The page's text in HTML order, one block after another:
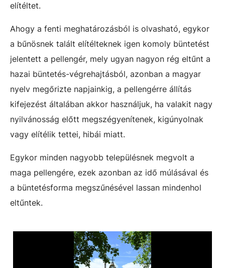
elítéltet.
Ahogy a fenti meghatározásból is olvasható, egykor
a bűnösnek talált elítélteknek igen komoly büntetést
jelentett a pellengér, mely ugyan nagyon rég eltűnt a
hazai büntetés-végrehajtásból, azonban a magyar
nyelv megőrizte napjainkig, a pellengérre állítás
kifejezést általában akkor használjuk, ha valakit nagy
nyilvánosság előtt megszégyenítenek, kigúnyolnak
vagy elítélik tettei, hibái miatt.
Egykor minden nagyobb településnek megvolt a
maga pellengére, ezek azonban az idő múlásával és
a büntetésforma megszűnésével lassan mindenhol
eltűntek.